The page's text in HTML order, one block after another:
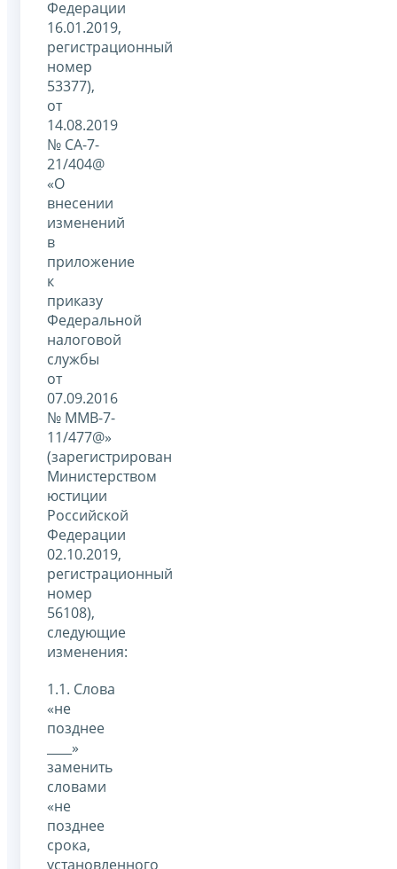
Федерации
16.01.2019,
регистрационный
номер
53377),
от
14.08.2019
№ СА-7-
21/404@
«О
внесении
изменений
в
приложение
к
приказу
Федеральной
налоговой
службы
от
07.09.2016
№ ММВ-7-
11/477@»
(зарегистрирован
Министерством
юстиции
Российской
Федерации
02.10.2019,
регистрационный
номер
56108),
следующие
изменения:
1.1. Слова
«не
позднее
____»
заменить
словами
«не
позднее
срока,
установленного